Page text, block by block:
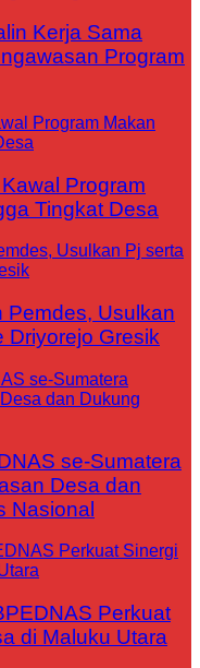
Kerja Sama
Program
Program
Tingkat Desa
Pemdes, Usulkan
Driyorejo Gresik
se-Sumatera
Desa dan
Nasional
Perkuat
di Maluku Utara